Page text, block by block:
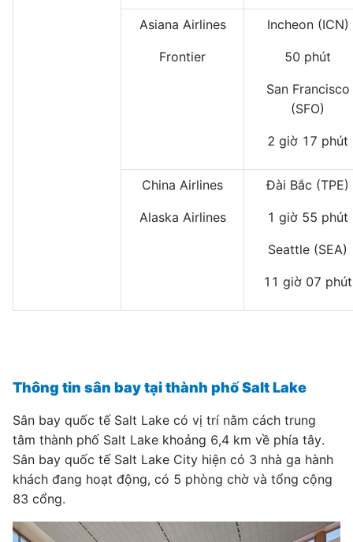
Asiana Airlines
Frontier
Incheon (ICN)
50 phút
San Francisco
(SFO)
2 giờ 17 phút
China Airlines
Alaska Airlines
Đài Bắc (TPE)
1 giờ 55 phút
Seattle (SEA)
11 giờ 07 phút
Thông tin sân bay tại thành phố Salt Lake
Sân bay quốc tế Salt Lake có vị trí nằm cách trung
tâm thành phố Salt Lake khoảng 6,4 km về phía tây.
Sân bay quốc tế Salt Lake City hiện có 3 nhà ga hành
khách đang hoạt động, có 5 phòng chờ và tổng cộng
83 cổng.